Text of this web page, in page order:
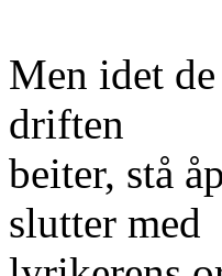
Men idet
driften
beiter, stå
slutter med